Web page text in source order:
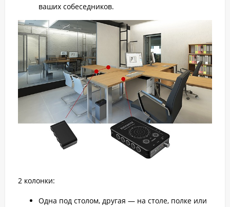
ваших собеседников.
2 колонки:
Одна под столом, другая — на столе, полке или